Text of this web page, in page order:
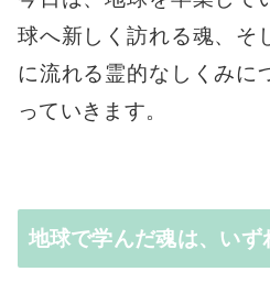
球へ新しく訪れる魂、そ
に流れる霊的なしくみに
っていきます。
地球で学んだ魂は、いず